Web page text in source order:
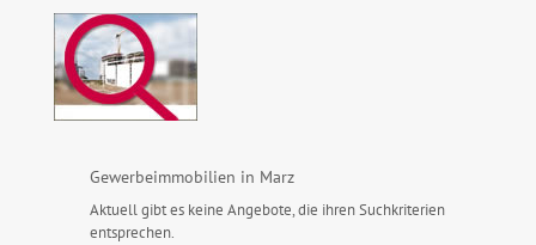
Gewerbeimmobilien in Marz
Aktuell gibt es keine Angebote, die ihren Suchkriterien
entsprechen.